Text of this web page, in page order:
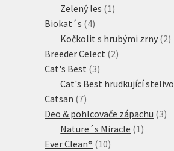
produktů
Zelený les 1 1
Biokat´s 44
produkty
Kočkolit s hrubými zrny 22
Breeder Celect 22
Cat's Best 33
produkty
Cat's Best hrudkující stelivo
Catsan 77
produktů
Deo & pohlcovače zápachu 33
Nature´s Miracle 1 1
Ever Clean® 1010